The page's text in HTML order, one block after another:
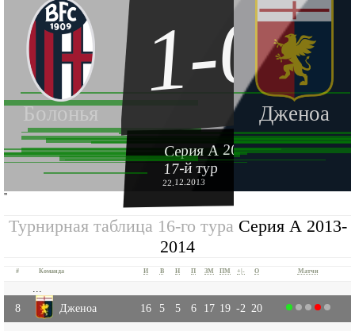
Болонья Дженоа
1-0
Серия А 2013-2014
17-й тур
22.12.2013
''
Турнирная таблица 16-го тура Серия А 2013-
2014
# Команда И В Н П ЗМ ПМ +|- О Матчи
8
Дженоа 16 5 5 6 17 19 -2 20